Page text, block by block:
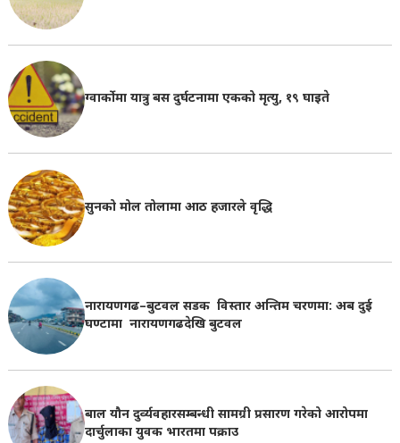
ग्वार्कोमा यात्रु बस दुर्घटनामा एकको मृत्यु, १९ घाइते
सुनको मोल तोलामा आठ हजारले वृद्धि
नारायणगढ–बुटवल सडक विस्तार अन्तिम चरणमा: अब दुई
घण्टामा नारायणगढदेखि बुटवल
बाल यौन दुर्व्यवहारसम्बन्धी सामग्री प्रसारण गरेको आरोपमा
दार्चुलाका युवक भारतमा पक्राउ